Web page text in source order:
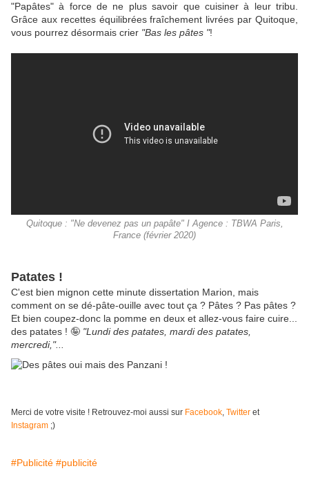
"Papâtes" à force de ne plus savoir que cuisiner à leur tribu.
Grâce aux recettes équilibrées fraîchement livrées par Quitoque,
vous pourrez désormais crier "Bas les pâtes "!
Quitoque : "Ne devenez pas un papâte" I Agence : TBWA Paris,
France (février 2020)
Patates !
C'est bien mignon cette minute dissertation Marion, mais
comment on se dé-pâte-ouille avec tout ça ? Pâtes ? Pas pâtes ?
Et bien coupez-donc la pomme en deux et allez-vous faire cuire...
des patates ! 🤪 "Lundi des patates, mardi des patates,
mercredi,"...
Merci de votre visite ! Retrouvez-moi aussi sur Facebook, Twitter et
Instagram ;)
#Publicité #publicité